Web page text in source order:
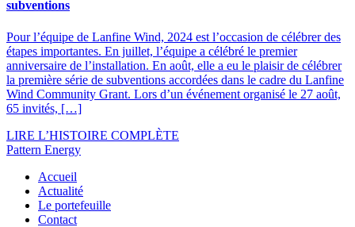
subventions
Pour l’équipe de Lanfine Wind, 2024 est l’occasion de célébrer des
étapes importantes. En juillet, l’équipe a célébré le premier
anniversaire de l’installation. En août, elle a eu le plaisir de célébrer
la première série de subventions accordées dans le cadre du Lanfine
Wind Community Grant. Lors d’un événement organisé le 27 août,
65 invités, […]
LIRE L’HISTOIRE COMPLÈTE
Pattern Energy
Accueil
Actualité
Le portefeuille
Contact